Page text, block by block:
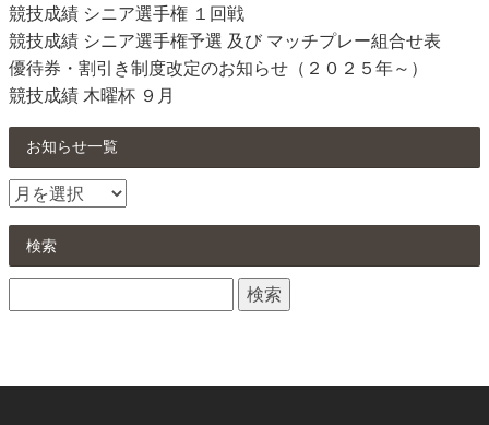
競技成績 シニア選手権 １回戦
競技成績 シニア選手権予選 及び マッチプレー組合せ表
優待券・割引き制度改定のお知らせ（２０２５年～）
競技成績 木曜杯 ９月
お知らせ一覧
お
せ
検索
索: